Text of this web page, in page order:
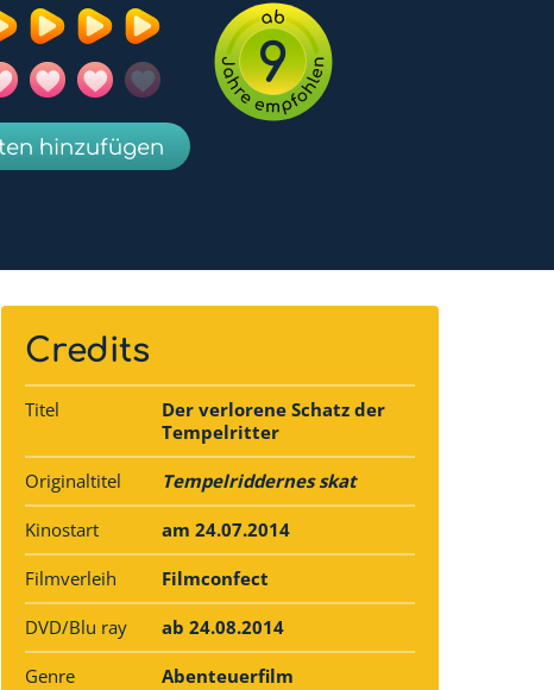
9
hinzufügen
Credits
Titel
Der verlorene Schatz der
Tempelritter
Originaltitel Tempelriddernes skat
Kinostart am 24.07.2014
Filmverleih Filmconfect
DVD/Blu ray ab 24.08.2014
Genre Abenteuerfilm